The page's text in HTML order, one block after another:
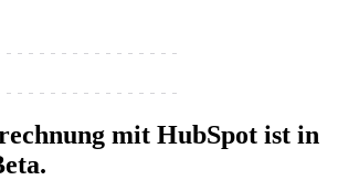
mit HubSpot ist in